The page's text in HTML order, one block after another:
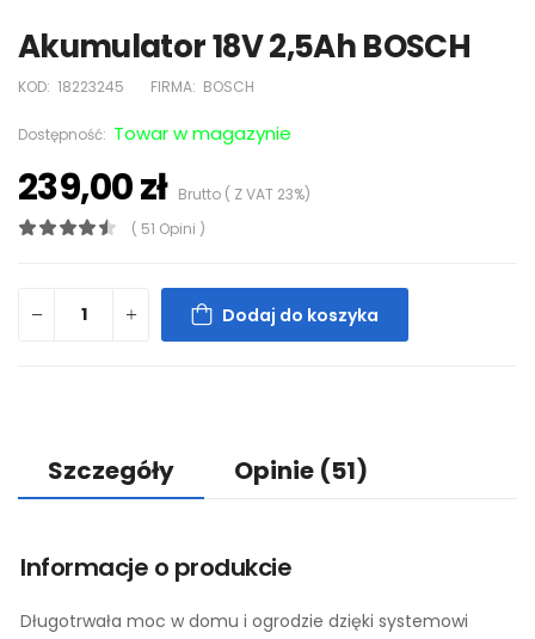
Akumulator 18V 2,5Ah BOSCH
KOD: 18223245 FIRMA: BOSCH
Dostępność: Towar w magazynie
239,00 złBrutto ( Z VAT 23%)
( 51 Opini )
Dodaj do koszyka
Szczegóły Opinie (51)
Informacje o produkcie
Długotrwała moc w domu i ogrodzie dzięki systemowi